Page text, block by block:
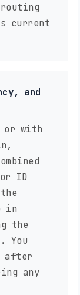
current
and
or with
ID
in
the
You
after
any